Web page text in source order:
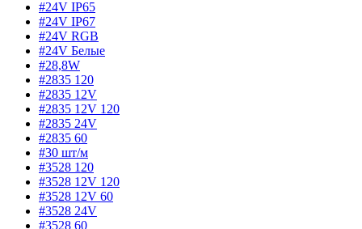
#24V IP65
#24V IP67
#24V RGB
#24V Белые
#28,8W
#2835 120
#2835 12V
#2835 12V 120
#2835 24V
#2835 60
#30 шт/м
#3528 120
#3528 12V 120
#3528 12V 60
#3528 24V
#3528 60